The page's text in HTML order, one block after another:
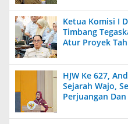
Ketua Komisi I
Timbang
Atur Proyek
HJW Ke 627,
Sejarah Wajo,
Perjuangan